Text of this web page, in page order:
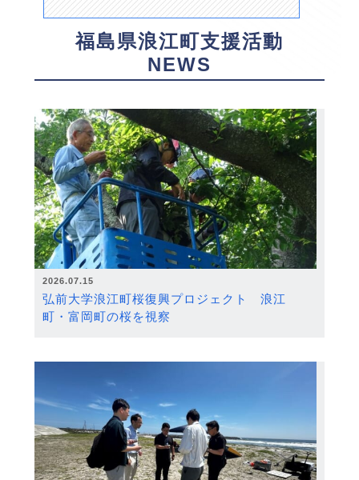
福島県浪江町支援活動
NEWS
2026.07.15
弘前大学浪江町桜復興プロジェクト 浪江
町・富岡町の桜を視察